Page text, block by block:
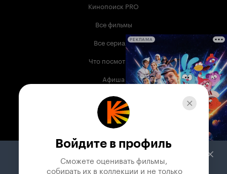
Кинопоиск PRO
Все фильмы
Все сериалы
Что посмотреть
Афиша
Музыка
Телепрограмма
Служба поддержки
РЕКЛАМА
Войдите в профиль
Сможете оценивать фильмы,
собирать их в коллекции и не только